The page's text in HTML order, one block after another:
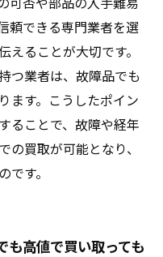
頼できる専門業者を選
ることが大切です。
つ業者は、故障品でも
ます。こうしたポイン
ることで、故障や経年
買取が可能となり、
す。
も高値で買い取っても